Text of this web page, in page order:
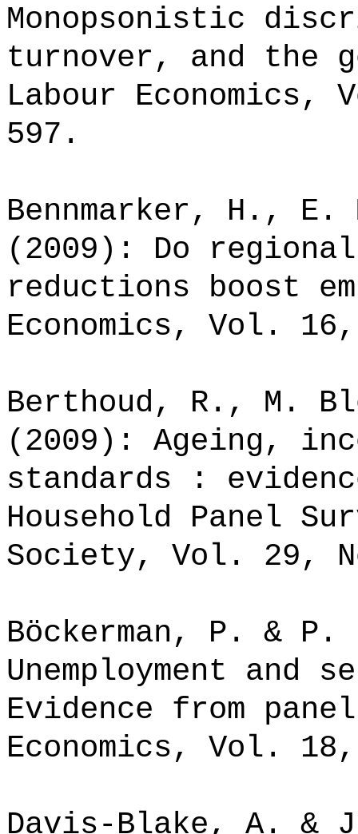
Monopsonistic
turnover, and the
Labour
597.
Bennmarker, H.,
(2009): Do
reductions boost
Economics, Vol.
Berthoud, R., M.
(2009): Ageing,
standards :
Household Panel
Society, Vol. 29,
Böckerman, P. &
Unemployment and
Evidence from
Economics, Vol.
Davis-Blake, A. &